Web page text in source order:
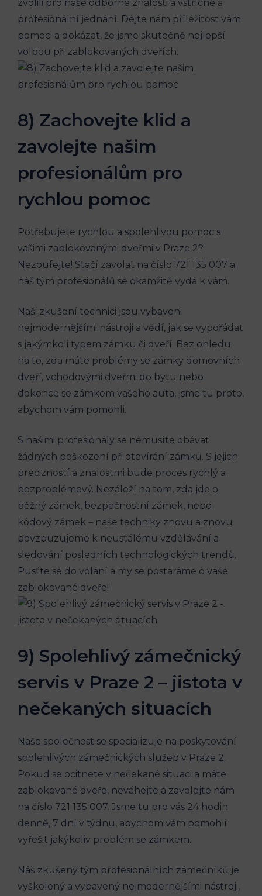
zvolili pro naše odborné znalosti a vstřícné a
profesionální jednání. Dejte nám příležitost vám
pomoci a dokázat, že jsme skutečně nejlepší
volbou při zablokovaných dveřích.
8) Zachovejte klid a
zavolejte našim
profesionálům pro
rychlou pomoc
Potřebujete rychlou a spolehlivou pomoc s
vašimi zablokovanými dveřmi v Praze 2?
Nezoufejte! Stačí zavolat na číslo 721 135 007 a
náš tým profesionálů se okamžitě vydá k vám.
Naši zkušení technici jsou vybaveni
nejmodernějšími nástroji a vědí, jak se vypořádat
s jakýmkoli typem zámku či dveří. Bez ohledu
na to, zda máte problémy se zámky domovních
dveří, vchodovými dveřmi do bytu nebo
dokonce se zámkem vašeho auta, jsme tu proto,
abychom vám pomohli.
S našimi profesionály se nemusíte obávat
žádných poškození při otevírání zámků. S jejich
precizností a znalostmi bude proces rychlý a
bezproblémový. Nezáleží na tom, zda jde o
běžný zámek, bezpečnostní zámek, nebo
kódový zámek – naše techniky znovu a znovu
povzbuzujeme k neustálému vzdělávání a
sledování posledních technologických trendů.
Pusťte se do volání a my se postaráme o vaše
zablokované dveře!
9) Spolehlivý zámečnický
servis v Praze 2 – jistota v
nečekaných situacích
Naše společnost se specializuje na poskytování
spolehlivých zámečnických služeb v Praze 2.
Pokud se ocitnete v nečekané situaci a máte
zablokované dveře, neváhejte a zavolejte nám
na číslo 721 135 007. Jsme tu pro vás 24 hodin
denně, 7 dní v týdnu, abychom vám pomohli
vyřešit jakýkoliv problém se zámkem.
Náš zkušený tým profesionálních zámečníků je
vyškolený a vybavený nejmodernějšími nástroji,